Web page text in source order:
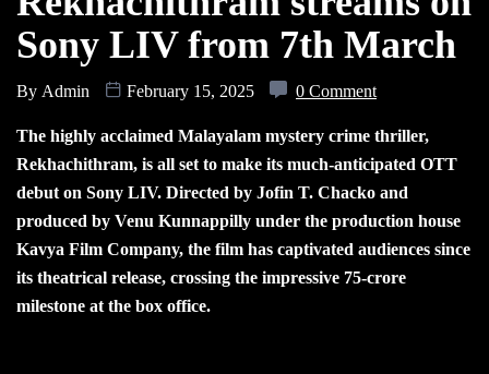
Sony LIV from 7th March
By Admin February 15, 2025 0 Comment
The highly acclaimed Malayalam mystery crime thriller,
Rekhachithram, is all set to make its much-anticipated OTT
debut on Sony LIV. Directed by Jofin T. Chacko and
produced by Venu Kunnappilly under the production house
Kavya Film Company, the film has captivated audiences since
its theatrical release, crossing the impressive 75-crore
milestone at the box office.